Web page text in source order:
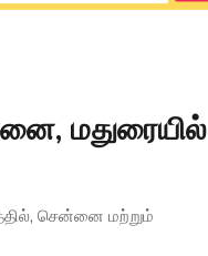
மதுரையில்
சென்னை மற்றும்